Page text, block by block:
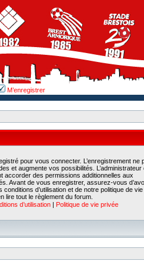
M’enregistrer
pour vous connecter. L’enregistrement ne
et augmente vos possibilités. L’administrateur
accorder des permissions additionnelles aux
Avant de vous enregistrer, assurez-vous
d’utilisation et de notre politique de
lire tout le règlement du forum.
d’utilisation | Politique de vie privée